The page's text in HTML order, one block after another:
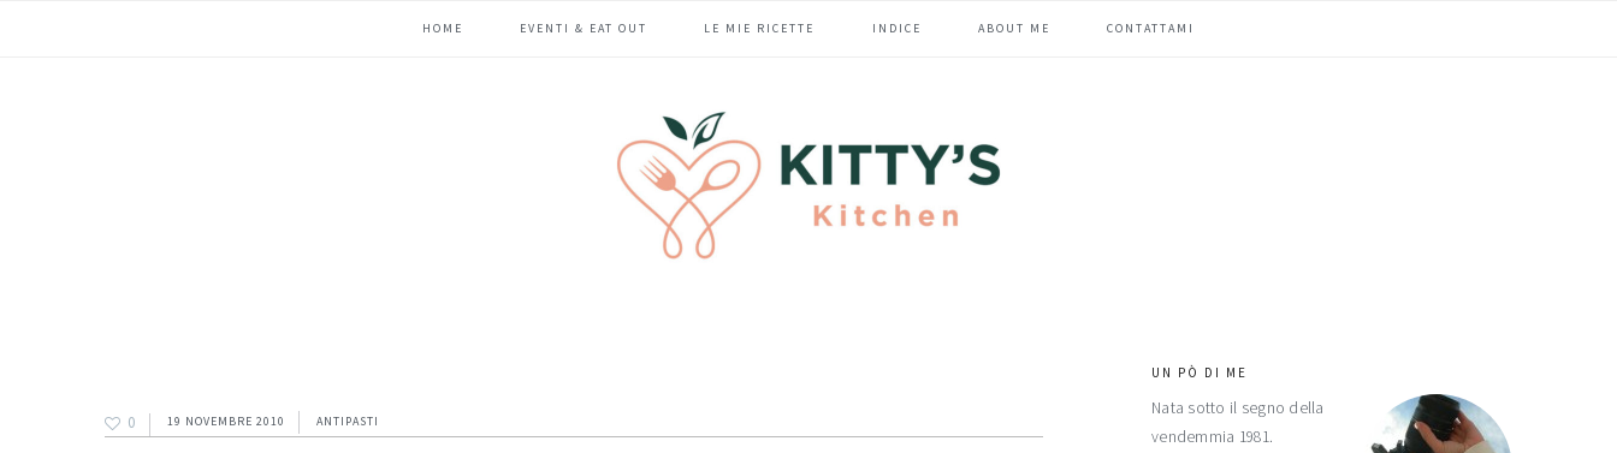
HOME EVENTI & EAT OUT LE MIE RICETTE INDICE ABOUT ME CONTATTAMI
0 19 NOVEMBRE 2010 ANTIPASTI
barra
laterale
UN PÒ DI ME
Nata sotto il segno della
vendemmia 1981.